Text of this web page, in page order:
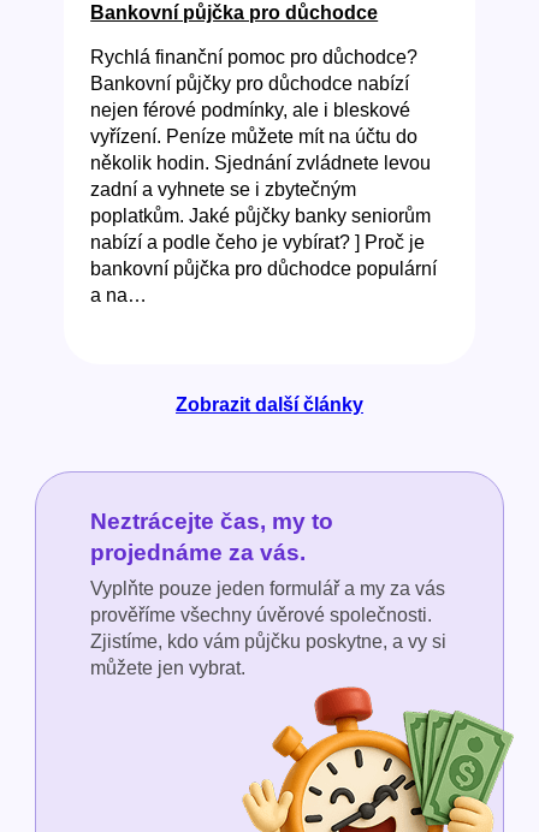
Bankovní půjčka pro důchodce
Rychlá finanční pomoc pro důchodce?
Bankovní půjčky pro důchodce nabízí
nejen férové podmínky, ale i bleskové
vyřízení. Peníze můžete mít na účtu do
několik hodin. Sjednání zvládnete levou
zadní a vyhnete se i zbytečným
poplatkům. Jaké půjčky banky seniorům
nabízí a podle čeho je vybírat? ] Proč je
bankovní půjčka pro důchodce populární
a na…
Zobrazit další články
Neztrácejte čas, my to
projednáme za vás.
Vyplňte pouze jeden formulář a my za vás
prověříme všechny úvěrové společnosti.
Zjistíme, kdo vám půjčku poskytne, a vy si
můžete jen vybrat.